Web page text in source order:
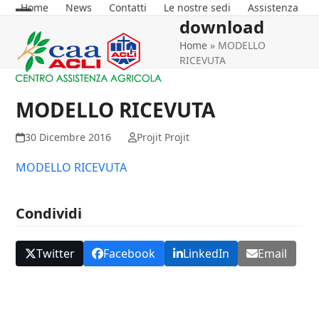
Skip
content
Home News Contatti Le nostre sedi Assistenza
Open
mobile
menu
Close
mobile
menu
download
Home » MODELLO
RICEVUTA
MODELLO RICEVUTA
30 Dicembre 2016 Projit Projit
MODELLO RICEVUTA
Condividi
Twitter Facebook LinkedIn Email